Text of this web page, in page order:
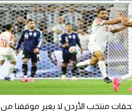
منتخب الأردن لا يغير موقفنا من